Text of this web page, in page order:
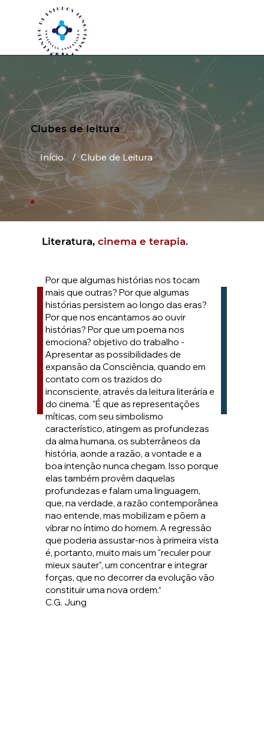
Clubes de leitura
Início / Clube de Leitura
Literatura, cinema e terapia.
Por que algumas histórias nos tocam
mais que outras? Por que algumas
histórias persistem ao longo das eras?
Por que nos encantamos ao ouvir
histórias? Por que um poema nos
emociona? objetivo do trabalho -
Apresentar as possibilidades de
expansão da Consciência, quando em
contato com os trazidos do
inconsciente, através da leitura literária e
do cinema. "É que as representações
míticas, com seu simbolismo
característico, atingem as profundezas
da alma humana, os subterrâneos da
história, aonde a razão, a vontade e a
boa intenção nunca chegam. Isso porque
elas também provêm daquelas
profundezas e falam uma linguagem,
que, na verdade, a razão contemporânea
nao entende, mas mobilizam e põem a
vibrar no íntimo do homem. A regressão
que poderia assustar-nos à primeira vista
é, portanto, muito mais um "reculer pour
mieux sauter", um concentrar e integrar
forças, que no decorrer da evolução vão
constituir uma nova ordem.“
C.G. Jung